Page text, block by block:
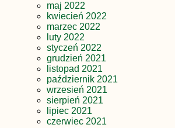
maj 2022
kwiecień 2022
marzec 2022
luty 2022
styczeń 2022
grudzień 2021
listopad 2021
październik 2021
wrzesień 2021
sierpień 2021
lipiec 2021
czerwiec 2021